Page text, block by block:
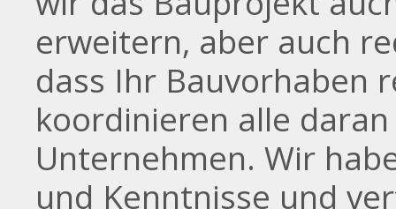
erweitern, aber auch
dass Ihr Bauvorhaben
koordinieren alle
Unternehmen. Wir
und Kenntnisse und